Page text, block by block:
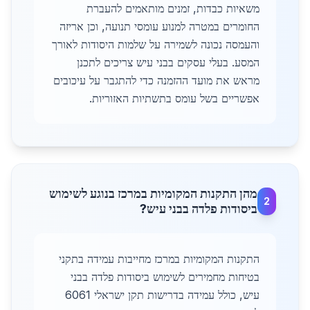
משאיות כבדות, זמנים מותאמים להעברת
החומרים במטרה למנוע עומסי תנועה, וכן אריזה
והעמסה נכונה לשמירה על שלמות היסודות לאורך
המסע. בעלי עסקים בבני עיש צריכים לתכנן
מראש את מועד ההזמנה כדי להתגבר על עיכובים
אפשריים בשל עומס בתשתיות האזוריות.
2
מהן התקנות המקומיות במרכז בנוגע לשימוש
ביסודות פלדה בבני עיש?
התקנות המקומיות במרכז מחייבות עמידה בתקני
בטיחות מחמירים לשימוש ביסודות פלדה בבני
עיש, כולל עמידה בדרישות תקן ישראלי 6061